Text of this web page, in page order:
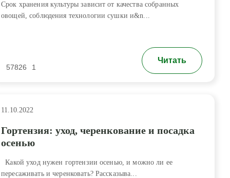
Срок хранения культуры зависит от качества собранных
овощей, соблюдения технологии сушки и&n...
57826 1
Читать
11.10.2022
Гортензия: уход, черенкование и посадка
осенью
Какой уход нужен гортензии осенью, и можно ли ее
пересаживать и черенковать? Рассказыва...